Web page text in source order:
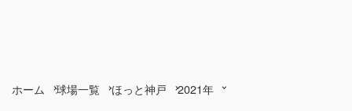
ホーム 球場一覧 ほっと神戸 2021年